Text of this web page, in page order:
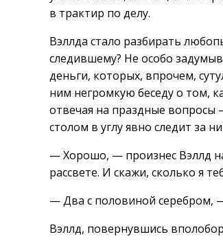
в трактир по делу.
Вэллда стало разбирать
следившему? Не особо
деньги, которых, впрочем,
ним негромкую беседу о том,
отвечая на праздные вопросы
столом в углу явно следит за
— Хорошо, — произнес Вэллд
рассвете. И скажи, сколько я
— Два с половиной серебром,
Вэллд, повернувшись